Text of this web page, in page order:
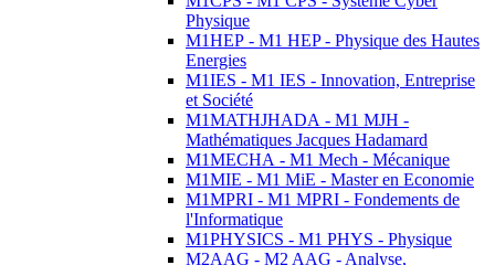
Physique
M1HEP - M1 HEP - Physique des Hautes
Energies
M1IES - M1 IES - Innovation, Entreprise
et Société
M1MATHJHADA - M1 MJH -
Mathématiques Jacques Hadamard
M1MECHA - M1 Mech - Mécanique
M1MIE - M1 MiE - Master en Economie
M1MPRI - M1 MPRI - Fondements de
l'Informatique
M1PHYSICS - M1 PHYS - Physique
M2AAG - M2 AAG - Analyse,